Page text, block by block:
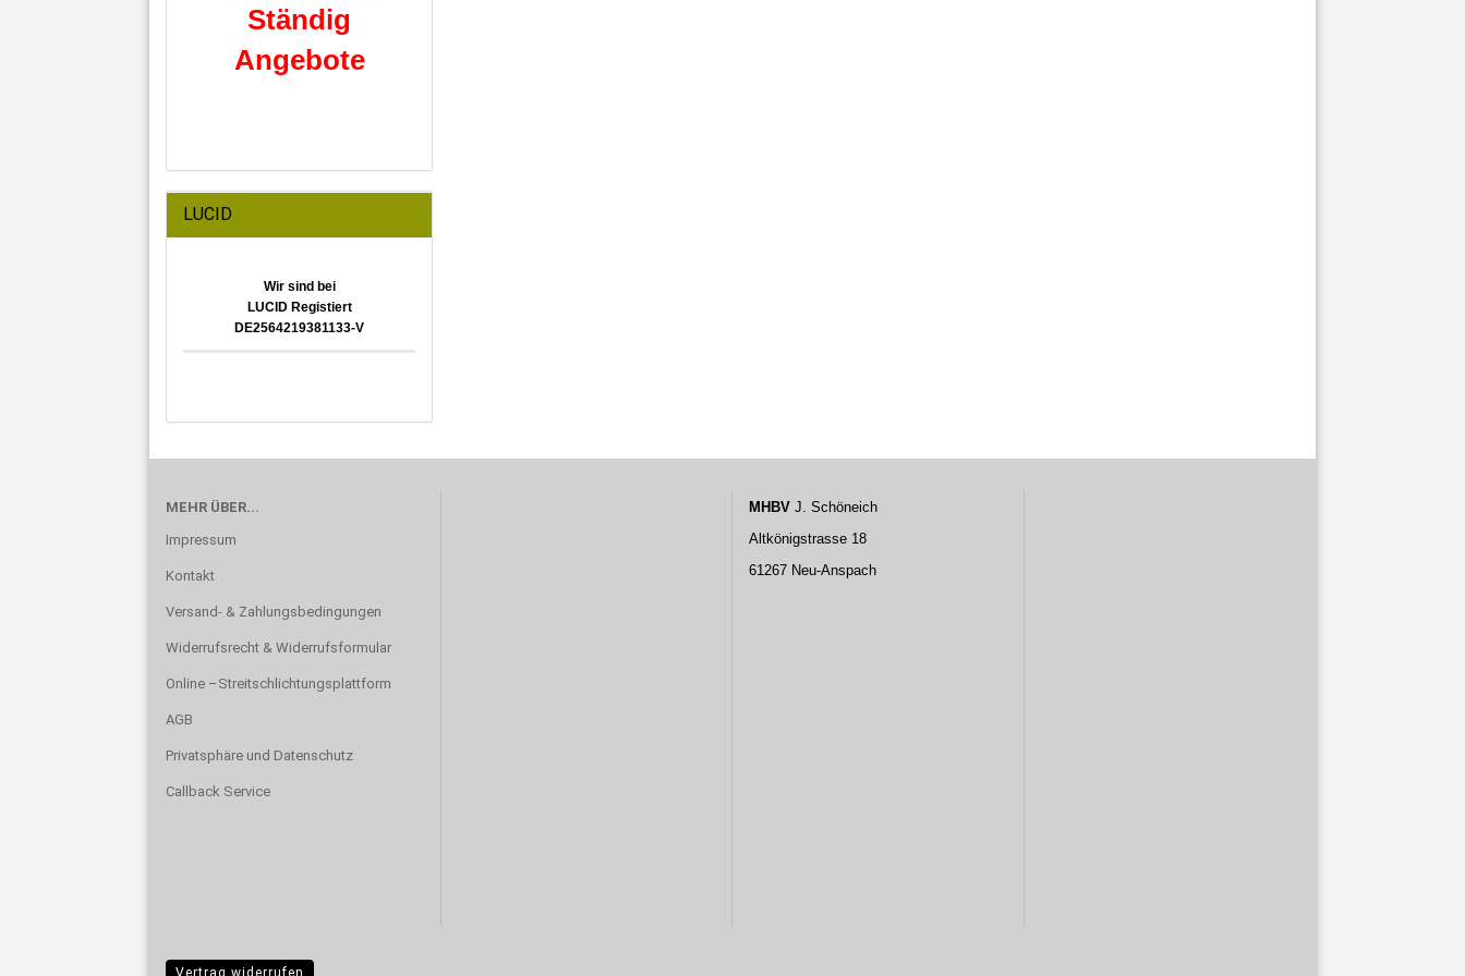
Ständig
Angebote
LUCID
Wir sind bei
LUCID Registiert
DE2564219381133-V
MEHR ÜBER...
Impressum
Kontakt
Versand- & Zahlungsbedingungen
Widerrufsrecht & Widerrufsformular
Online –Streitschlichtungsplattform
AGB
Privatsphäre und Datenschutz
Callback Service
MHBV J. Schöneich
Altkönigstrasse 18
61267 Neu-Anspach
Vertrag widerrufen